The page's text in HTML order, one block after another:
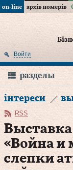
on-line архів номерів
Войти
разделы
інтереси
RSS
«Война
слепки